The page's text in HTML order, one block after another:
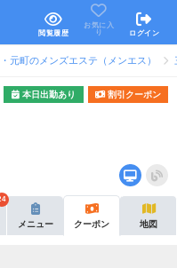
閲覧履歴
お気に入
り
ログイン
元町のメンズエステ（メンエス）
本日出勤あり 割引クーポン
メニュー クーポン 地図